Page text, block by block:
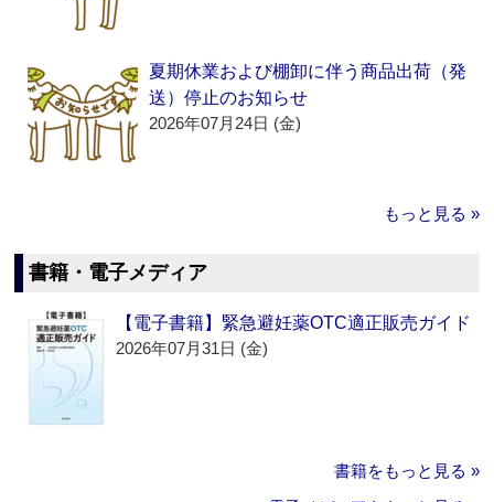
夏期休業および棚卸に伴う商品出荷（発
送）停止のお知らせ
2026年07月24日 (金)
もっと見る »
書籍・電子メディア
【電子書籍】緊急避妊薬OTC適正販売ガイド
2026年07月31日 (金)
書籍をもっと見る »